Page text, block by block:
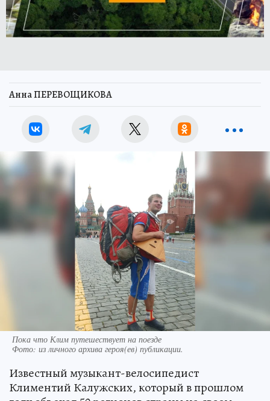
Анна ПЕРЕВОЩИКОВА
Пока что Клим путешествует на поезде
Фото: из личного архива героя(ев) публикации.
Известный музыкант-велосипедист
Климентий Калужских, который в прошлом